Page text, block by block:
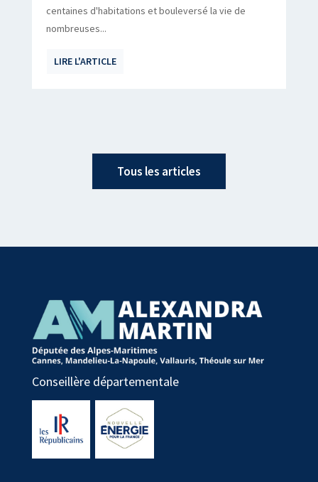
centaines d'habitations et bouleversé la vie de
nombreuses...
LIRE L'ARTICLE
Tous les articles
Conseillère départementale